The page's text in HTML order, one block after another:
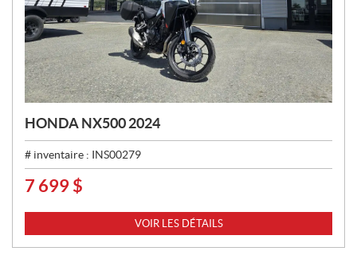
HONDA NX500 2024
# inventaire : INS00279
P
X
7 699 $
VOIR LES DÉTAILS